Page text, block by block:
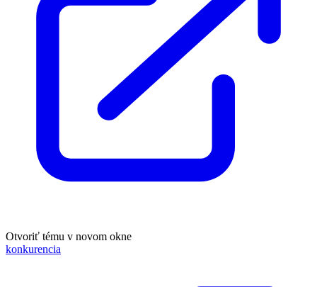
Otvoriť tému v novom okne
konkurencia